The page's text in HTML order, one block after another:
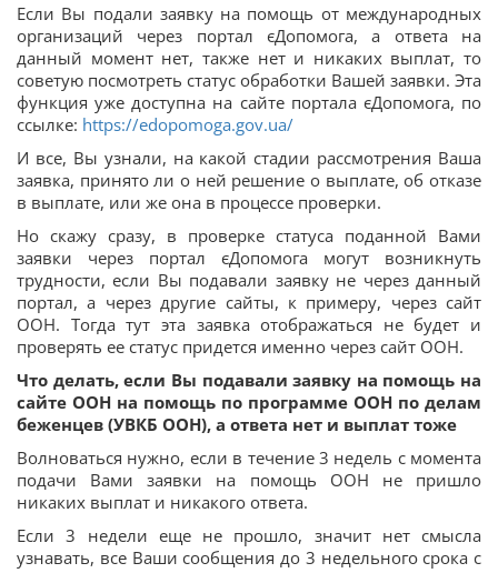
Если Вы подали заявку на помощь от международных
организаций через портал єДопомога, а ответа на
данный момент нет, также нет и никаких выплат, то
советую посмотреть статус обработки Вашей заявки. Эта
функция уже доступна на сайте портала єДопомога, по
ссылке: https://edopomoga.gov.ua/
И все, Вы узнали, на какой стадии рассмотрения Ваша
заявка, принято ли о ней решение о выплате, об отказе
в выплате, или же она в процессе проверки.
Но скажу сразу, в проверке статуса поданной Вами
заявки через портал єДопомога могут возникнуть
трудности, если Вы подавали заявку не через данный
портал, а через другие сайты, к примеру, через сайт
ООН. Тогда тут эта заявка отображаться не будет и
проверять ее статус придется именно через сайт ООН.
Что делать, если Вы подавали заявку на помощь на
сайте ООН на помощь по программе ООН по делам
беженцев (УВКБ ООН), а ответа нет и выплат тоже
Волноваться нужно, если в течение 3 недель с момента
подачи Вами заявки на помощь ООН не пришло
никаких выплат и никакого ответа.
Если 3 недели еще не прошло, значит нет смысла
узнавать, все Ваши сообщения до 3 недельного срока с